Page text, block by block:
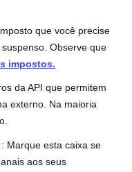
que você precise
Observe que
impostos.
da API que permitem
externo. Na maioria
: Marque esta caixa se
aos seus